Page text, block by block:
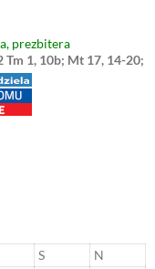
prezbitera
Tm 1, 10b; Mt 17, 14-20;
S
N